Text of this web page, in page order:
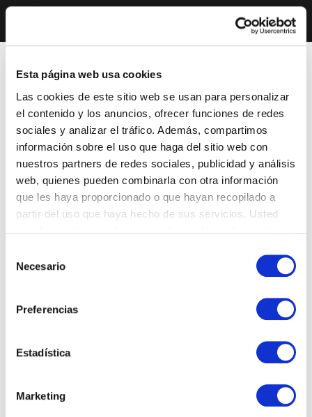
Esta página web usa cookies
Las cookies de este sitio web se usan para personalizar
el contenido y los anuncios, ofrecer funciones de redes
sociales y analizar el tráfico. Además, compartimos
información sobre el uso que haga del sitio web con
nuestros partners de redes sociales, publicidad y análisis
web, quienes pueden combinarla con otra información
que les haya proporcionado o que hayan recopilado a
partir del uso que haya hecho de sus servicios. Usted
Necesario
Preferencias
Estadística
Marketing